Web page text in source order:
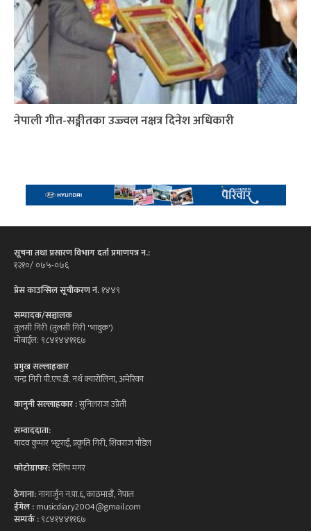
नेपाली गीत-सङ्गीतका उज्ज्वल नक्षत्र दिनेश अधिकारी
सूचना तथा प्रसारण विभाग दर्ता प्रमाणपत्र न.:
१२१०/ ०७५-०७६
प्रेस काउन्सिल सूचीकरण नं.१४४९
सम्पादक/सञ्चालक
तुलसी गिरी (तुलसी गिरी 'भावुक')
मोबाईल: ९८४१४४११६७
प्रमुख सल्लाहकार
चन्द्र गिरी पी.एच.डी. नर्थ क्यारोलिना, अमेरिका
कानुनी सल्लाहकार :सुनिलराज उप्रेती
सम्वाददाता:
यादव कुमार भट्टराई, प्रकृति गिरी, शिवराज पौडेल
फोटोग्राफर:दिलिप मगर
ठेगाना:नागार्जुन न.पा.६, काठमाडौं, नेपाल
ईमेल :musicdiary2004@gmail.com
सम्पर्क :९८४१४४११६७